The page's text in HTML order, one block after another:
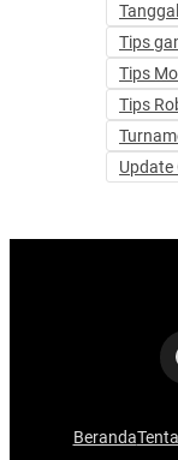
Tips
Tips
Tips
Update
Beranda